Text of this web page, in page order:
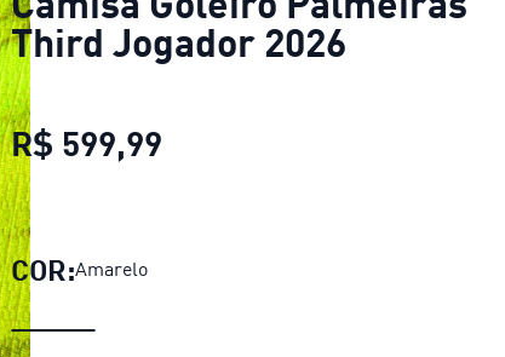
Third Jogador 2026
R$ 599,99
COR:Amarelo